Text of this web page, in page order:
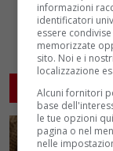
ARTICOLI
informazioni
identificatori
essere
memorizzate
sito. Noi e i
localizzazione
Alcuni fornitori
base
le tue opzioni
pagina o nel
nelle